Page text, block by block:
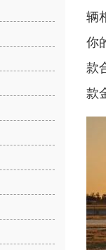
辆
你
款
款